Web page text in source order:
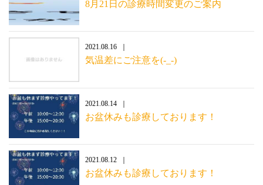
8月21日の診療時間変更のご案内
2021.08.16
気温差にご注意を(-_-)
2021.08.14
お盆休みも診療しております！
2021.08.12
お盆休みも診療しております！